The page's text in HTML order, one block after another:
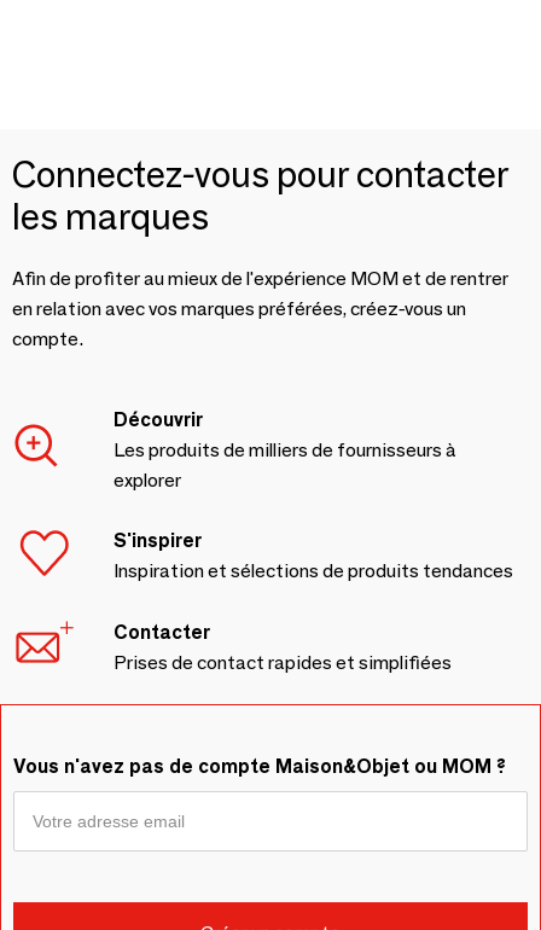
Connectez-vous pour contacter
les marques
Afin de profiter au mieux de l'expérience MOM et de rentrer
en relation avec vos marques préférées, créez-vous un
compte.
Découvrir
Les produits de milliers de fournisseurs à
explorer
S'inspirer
Inspiration et sélections de produits tendances
Contacter
Prises de contact rapides et simplifiées
Vous n'avez pas de compte Maison&Objet ou MOM ?